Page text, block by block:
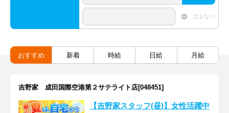
含まない
おすすめ 新着 時給 日給 月給
吉野家 成田国際空港第２サテライト店[048451]
【吉野家スタッフ(昼)】女性活躍中